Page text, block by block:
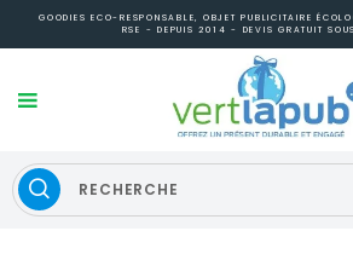
GOODIES ECO-RESPONSABLE, OBJET PUBLICITAIRE
RSE - DEPUIS 2014 - DEVIS GRATUIT